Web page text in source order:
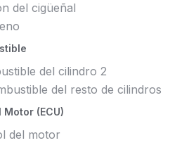
del cigüeñal
del cilindro 2
del resto de cilindros
(ECU)
del motor